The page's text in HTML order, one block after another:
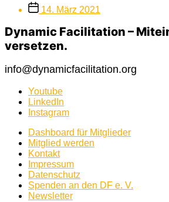
Beitragsdatum
14. März 2021
Dynamic Facilitation –
versetzen.
info@dynamicfacilitation.org
Youtube
LinkedIn
Instagram
Dashboard für Mitglieder
Mitglied werden
Kontakt
Impressum
Datenschutz
Spenden an den DF e. V.
Newsletter